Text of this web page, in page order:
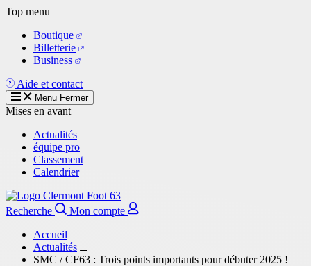
Aller
contenu
principal
Top menu
Boutique
Billetterie
Business
Aide et contact
Menu Fermer
Mises en avant
Actualités
équipe pro
Classement
Calendrier
Recherche
Mon compte
Accueil
Actualités
SMC / CF63 : Trois points importants pour débuter 2025 !